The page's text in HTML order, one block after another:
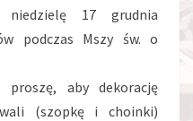
17 grudnia
podczas Mszy św. o
aby dekorację
(szopkę i choinki)